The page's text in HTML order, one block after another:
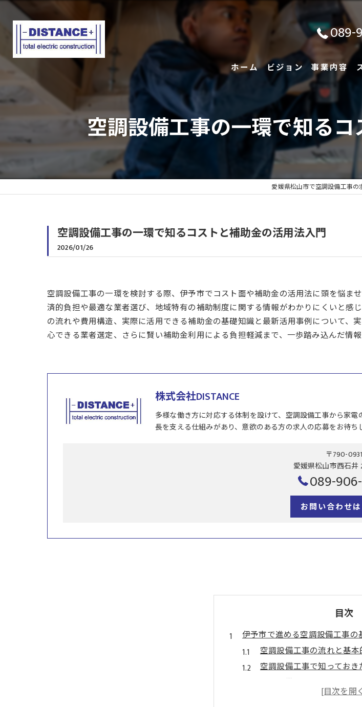
089-
ホーム ビジョン 事業内容
空調設備工事の一環で知る
愛媛県松山市で空調設備工事の
空調設備工事の一環で知るコストと補助金の活用法入門
2026/01/26
空調設備工事の一環を検討する際、伊予市でコスト面や補助金の活用法に頭を悩
済的負担や最適な業者選び、地域特有の補助制度に関する情報がわかりにくいと
の流れや費用構造、実際に活用できる補助金の基礎知識と最新活用事例について
心できる業者選定、さらに賢い補助金利用による負担軽減まで、一歩踏み込んだ情
株式会社DISTANCE
多様な働き方に対応する体制を設けて、空調設備工事から家
長を支える仕組みがあり、意欲のある方の求人の応募をお待ち
〒790-0931
愛媛県松山市西石井
089-
お問い合わせ
目次
伊予市で進める空調設備工事の
空調設備工事の流れと基
空調設備工事で知ってお
空調設備工事が暮らしに
空調設備工事業者を選ぶ